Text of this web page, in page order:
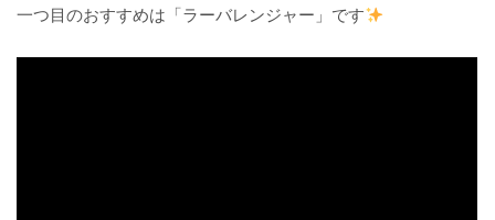
一つ目のおすすめは「ラーバレンジャー」です